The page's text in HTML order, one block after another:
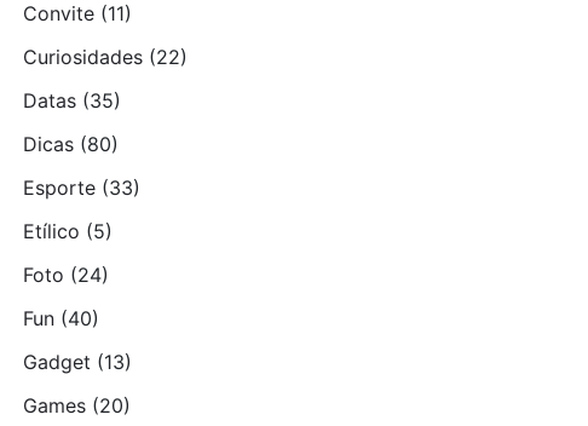
Convite (11)
Curiosidades (22)
Datas (35)
Dicas (80)
Esporte (33)
Etí­lico (5)
Foto (24)
Fun (40)
Gadget (13)
Games (20)